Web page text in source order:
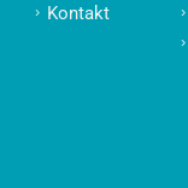
Kontakt